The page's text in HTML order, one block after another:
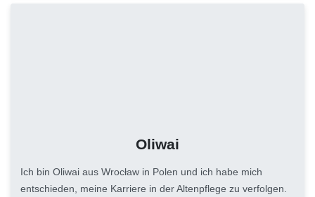
Oliwai
Ich bin Oliwai aus Wrocław in Polen und ich habe mich
entschieden, meine Karriere in der Altenpflege zu verfolgen.